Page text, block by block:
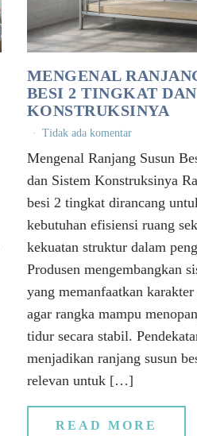
MENGENAL
BESI 2 TINGKAT
KONSTRUKSINYA
Tidak ada komentar
Mengenal Ranjang Susun
dan Sistem Konstruksinya
besi 2 tingkat dirancang
kebutuhan efisiensi ruang
kekuatan struktur dalam
Produsen mengembangkan
yang memanfaatkan
agar rangka mampu
tidur secara stabil.
menjadikan ranjang susun
relevan untuk […]
READ MORE